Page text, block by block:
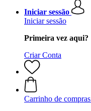
Iniciar sessão
Iniciar sessão
Primeira vez aqui?
Criar Conta
Carrinho de compras